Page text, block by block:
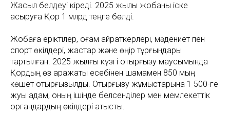
Жасыл белдеуі кіреді. 2025 жылы жобаны іске
асыруға Қор 1 млрд теңге бөлді.
Жобаға еріктілер, қоғам қайраткерлері, мәдениет пен
спорт өкілдері, жастар және өңір тұрғындары
тартылған. 2025 жылғы күзгі отырғызу маусымында
Қордың өз қаражаты есебінен шамамен 850 мың
көшет отырғызылды. Отырғызу жұмыстарына 1 500-ге
жуық адам, оның ішінде белсенділер мен мемлекеттік
органдардың өкілдері қатысты.